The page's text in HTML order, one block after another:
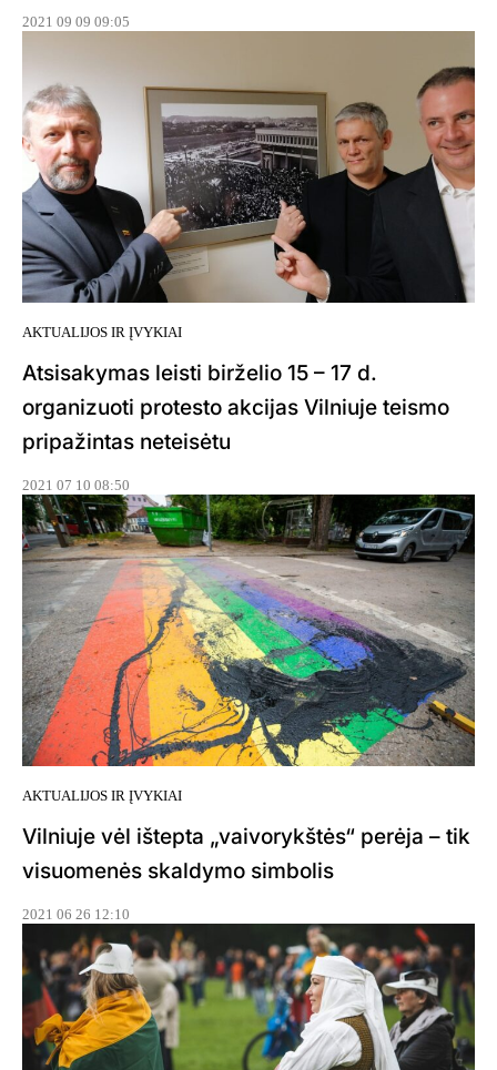
2021 09 09 09:05
AKTUALIJOS IR ĮVYKIAI
Atsisakymas leisti birželio 15 – 17 d.
organizuoti protesto akcijas Vilniuje teismo
pripažintas neteisėtu
2021 07 10 08:50
AKTUALIJOS IR ĮVYKIAI
Vilniuje vėl ištepta „vaivorykštės“ perėja – tik
visuomenės skaldymo simbolis
2021 06 26 12:10